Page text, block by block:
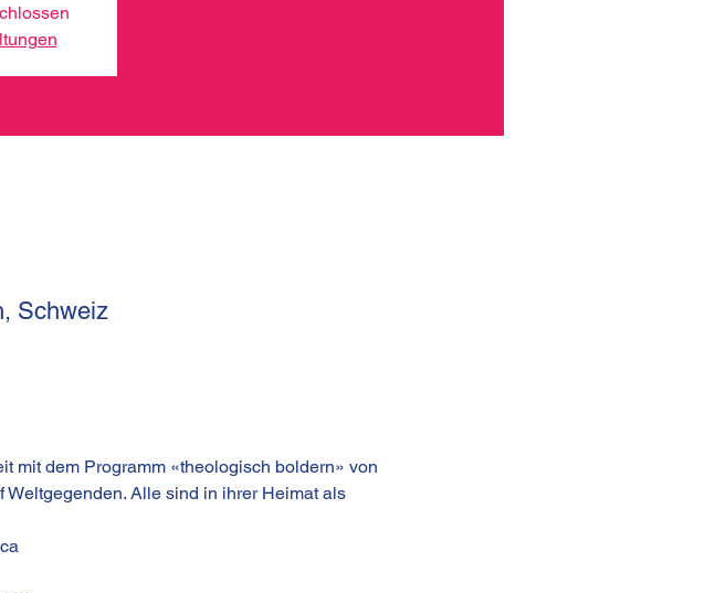
Schweiz
mit dem Programm «theologisch boldern» von
Alle sind in ihrer Heimat als